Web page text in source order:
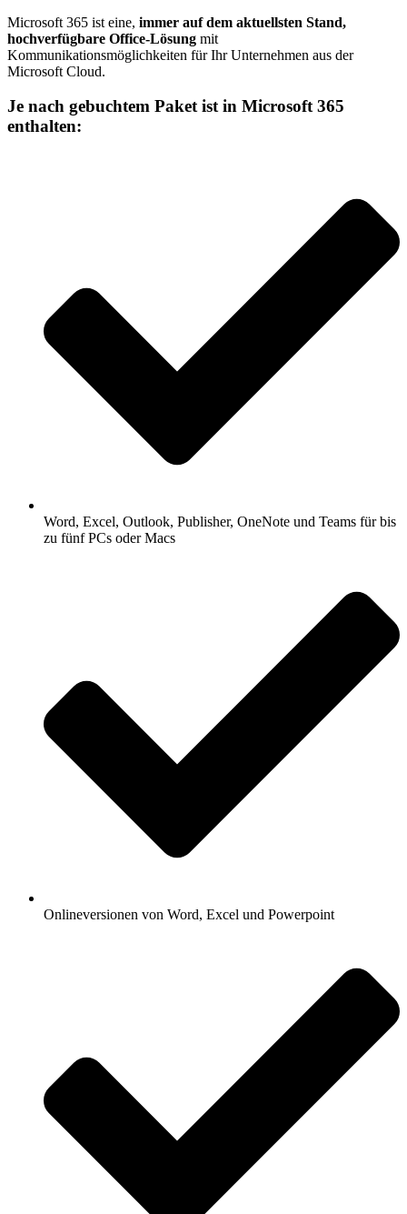
Microsoft 365 ist eine, immer auf dem aktuellsten Stand,
hochverfügbare Office-Lösung mit
Kommunikationsmöglichkeiten für Ihr Unternehmen aus der
Microsoft Cloud.
Je nach gebuchtem Paket ist in Microsoft 365
enthalten:
Word, Excel, Outlook, Publisher, OneNote und Teams für bis
zu fünf PCs oder Macs
Onlineversionen von Word, Excel und Powerpoint